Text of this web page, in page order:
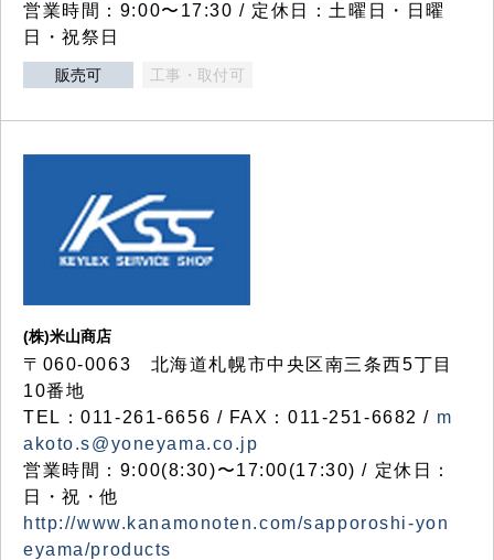
営業時間：9:00〜17:30 / 定休日：土曜日・日曜
日・祝祭日
販売可 工事・取付可
(株)米山商店
〒060-0063 北海道札幌市中央区南三条西5丁目
10番地
TEL：011-261-6656 / FAX：011-251-6682 / m
akoto.s@yoneyama.co.jp
営業時間：9:00(8:30)〜17:00(17:30) / 定休日：
日・祝・他
http://www.kanamonoten.com/sapporoshi-yon
eyama/products